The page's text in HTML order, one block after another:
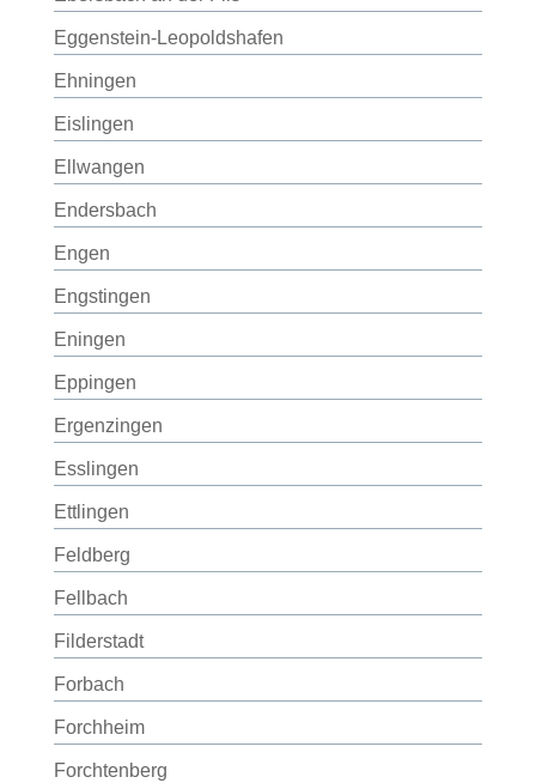
Eggenstein-Leopoldshafen
Ehningen
Eislingen
Ellwangen
Endersbach
Engen
Engstingen
Eningen
Eppingen
Ergenzingen
Esslingen
Ettlingen
Feldberg
Fellbach
Filderstadt
Forbach
Forchheim
Forchtenberg